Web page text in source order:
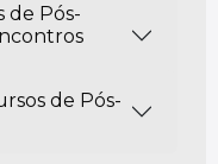
de Pós-
de Pós-